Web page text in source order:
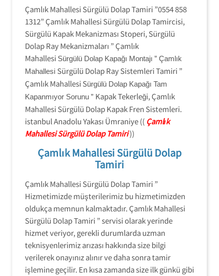
Çamlık Mahallesi Sürgülü Dolap Tamiri ”0554 858
1312” Çamlık Mahallesi Sürgülü Dolap Tamircisi,
Sürgülü Kapak Mekanizması Stoperi, Sürgülü
Dolap Ray Mekanizmaları ” Çamlık
Mahallesi Sürgülü Dolap Kapağı Montajı ” Çamlık
Mahallesi Sürgülü Dolap Ray Sistemleri Tamiri ”
Çamlık Mahallesi Sürgülü Dolap Kapağı Tam
Kapanmıyor Sorunu ” Kapak Tekerleği, Çamlık
Mahallesi Sürgülü Dolap Kapak Fren Sistemleri.
istanbul Anadolu Yakası Ümraniye (( Çamlık
Mahallesi Sürgülü Dolap Tamiri))
Çamlık Mahallesi Sürgülü Dolap
Tamiri
Çamlık Mahallesi Sürgülü Dolap Tamiri ”
Hizmetimizde müşterilerimiz bu hizmetimizden
oldukça memnun kalmaktadır. Çamlık Mahallesi
Sürgülü Dolap Tamiri ” servisi olarak yerinde
hizmet veriyor, gerekli durumlarda uzman
teknisyenlerimiz arızası hakkında size bilgi
verilerek onayınız alınır ve daha sonra tamir
işlemine geçilir. En kısa zamanda size ilk günkü gibi